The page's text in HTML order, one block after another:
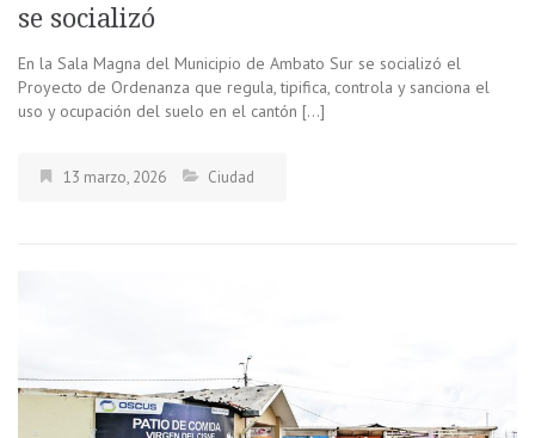
se socializó
En la Sala Magna del Municipio de Ambato Sur se socializó el
Proyecto de Ordenanza que regula, tipifica, controla y sanciona el
uso y ocupación del suelo en el cantón […]
13 marzo, 2026 Ciudad